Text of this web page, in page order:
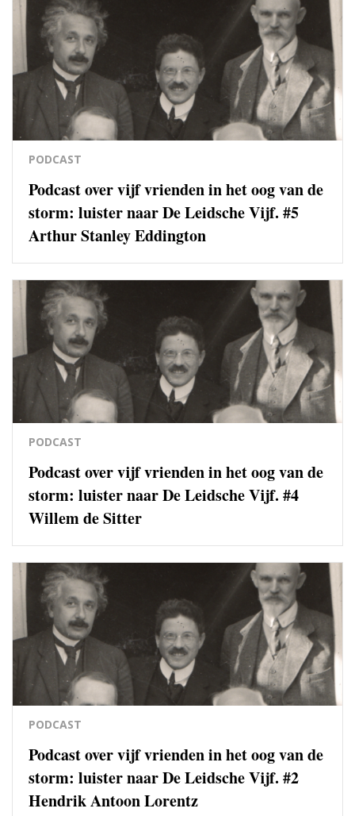
PODCAST
Podcast over vijf vrienden in het oog van de
storm: luister naar De Leidsche Vijf. #5
Arthur Stanley Eddington
PODCAST
Podcast over vijf vrienden in het oog van de
storm: luister naar De Leidsche Vijf. #4
Willem de Sitter
PODCAST
Podcast over vijf vrienden in het oog van de
storm: luister naar De Leidsche Vijf. #2
Hendrik Antoon Lorentz